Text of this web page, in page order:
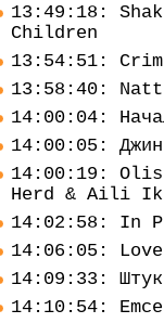
13:49:18:
Children
13:54:51:
13:58:40:
14:00:04:
14:00:05:
14:00:19:
Herd & Aili
14:02:58: In
14:06:05:
14:09:33:
14:10:54: